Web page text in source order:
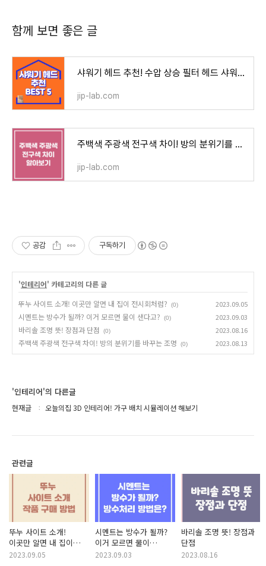
함께 보면 좋은 글
샤워기 헤드 추천! 수압 상승 필터 헤드 샤워기 BEST 5 추천
jip-lab.com
주백색 주광색 전구색 차이! 방의 분위기를 바꾸는 조명
jip-lab.com
공감 구독하기
'인테리어' 카테고리의 다른 글
뚜누 사이트 소개! 이곳만 알면 내 집이 전시회처럼?
(0) 2023.09.05
시멘트는 방수가 될까? 이거 모르면 물이 샌다고? (0) 2023.09.03
바리솔 조명 뜻! 장점과 단점 (0) 2023.08.16
주백색 주광색 전구색 차이! 방의 분위기를 바꾸는 조명 (0) 2023.08.13
'인테리어'의 다른글
현재글 오늘의집 3D 인테리어! 가구 배치 시뮬레이션 해보기
관련글
뚜누 사이트 소개!
이곳만 알면 내 집이
전시회처럼?
2023.09.05
시멘트는 방수가 될까?
이거 모르면 물이
샌다고?
2023.09.03
바리솔 조명 뜻! 장점과
단점
2023.08.16